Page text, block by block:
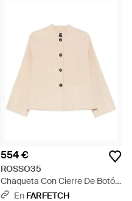
554 €
ROSSO35
Chaqueta Con Cierre De Botón
- Neutro
En FARFETCH